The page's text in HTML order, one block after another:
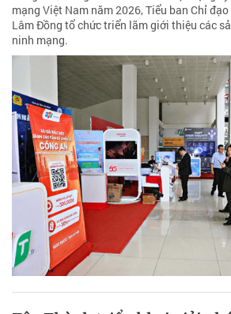
mạng Việt Nam năm 2026, Tiểu ban Chỉ
Lâm Đồng tổ chức triển lãm giới thiệu các
ninh mạng.